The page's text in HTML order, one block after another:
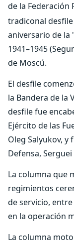
de la Federación
tradiconal
aniversario de la
1941–1945
de Moscú.
El desfile
la Bandera de la
desfile fue
Ejército de las
Oleg Salyukov,
Defensa,
La columna que
regimientos
de servicio,
en la operación
La columna